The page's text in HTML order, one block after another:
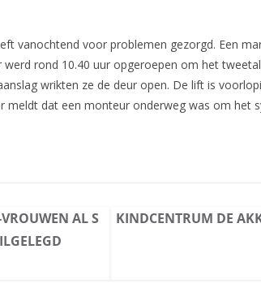
vanochtend voor problemen gezorgd. Een
rond 10.40 uur opgeroepen om het
wrikten ze de deur open. De lift is
meldt dat een monteur onderweg was om het
AL S
KINDCENTRUM DE